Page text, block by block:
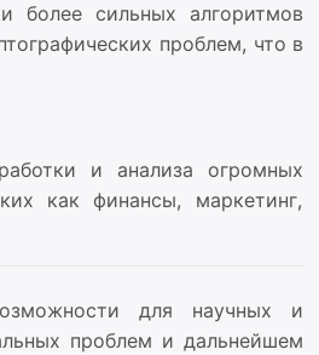
более сильных алгоритмов
проблем, что в
и анализа огромных
как финансы, маркетинг,
для научных и
проблем и дальнейшем